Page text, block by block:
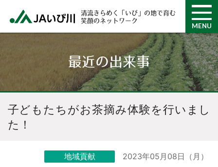
清流きらめく「いび」の地で育む
笑顔のネットワーク
MENU
最近の出来事
子どもたちがお茶摘み体験を行いまし
た！
2023年05月08日（月）
地域貢献